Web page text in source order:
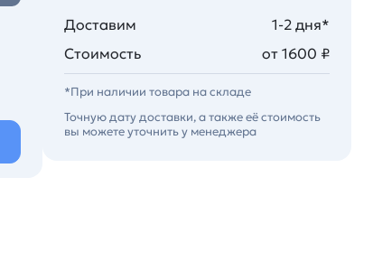
Доставим
1-2 дня*
Стоимость
от 1600 ₽
*При наличии товара на складе
Точную дату доставки, а также её стоимость
вы можете уточнить у менеджера